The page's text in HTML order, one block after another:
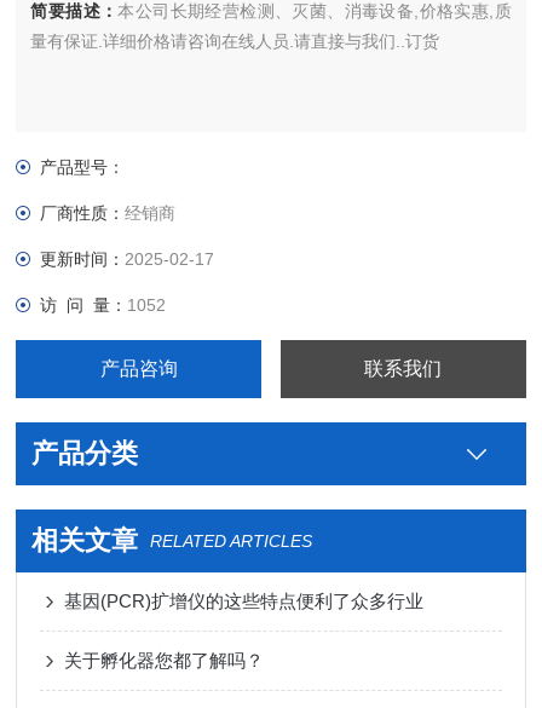
简要描述：本公司长期经营检测、灭菌、消毒设备,价格实惠,质
量有保证.详细价格请咨询在线人员.请直接与我们..订货
产品型号：
厂商性质：经销商
更新时间： 2025-02-17
访 问 量： 1052
产品咨询 联系我们
产品分类
相关文章 RELATED ARTICLES
基因(PCR)扩增仪的这些特点便利了众多行业
关于孵化器您都了解吗？